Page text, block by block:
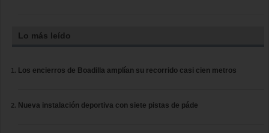
Lo más leído
Los encierros de Boadilla amplían su recorrido casi cien metros
Nueva instalación deportiva con siete pistas de páde